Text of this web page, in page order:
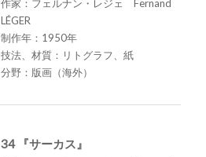
作家：フェルナン・レジェ Fernand
LÉGER
制作年：1950年
技法、材質：リトグラフ、紙
分野：版画（海外）
34 『サーカス』